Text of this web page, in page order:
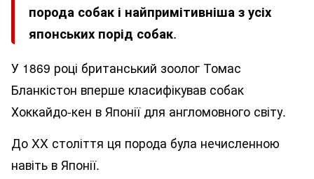
порода собак і найпримітивніша з усіх
японських порід собак.
У 1869 році британський зоолог Томас
Бланкістон вперше класифікував собак
Хоккайдо-кен в Японії для англомовного світу.
До XX століття ця порода була нечисленною
навіть в Японії.